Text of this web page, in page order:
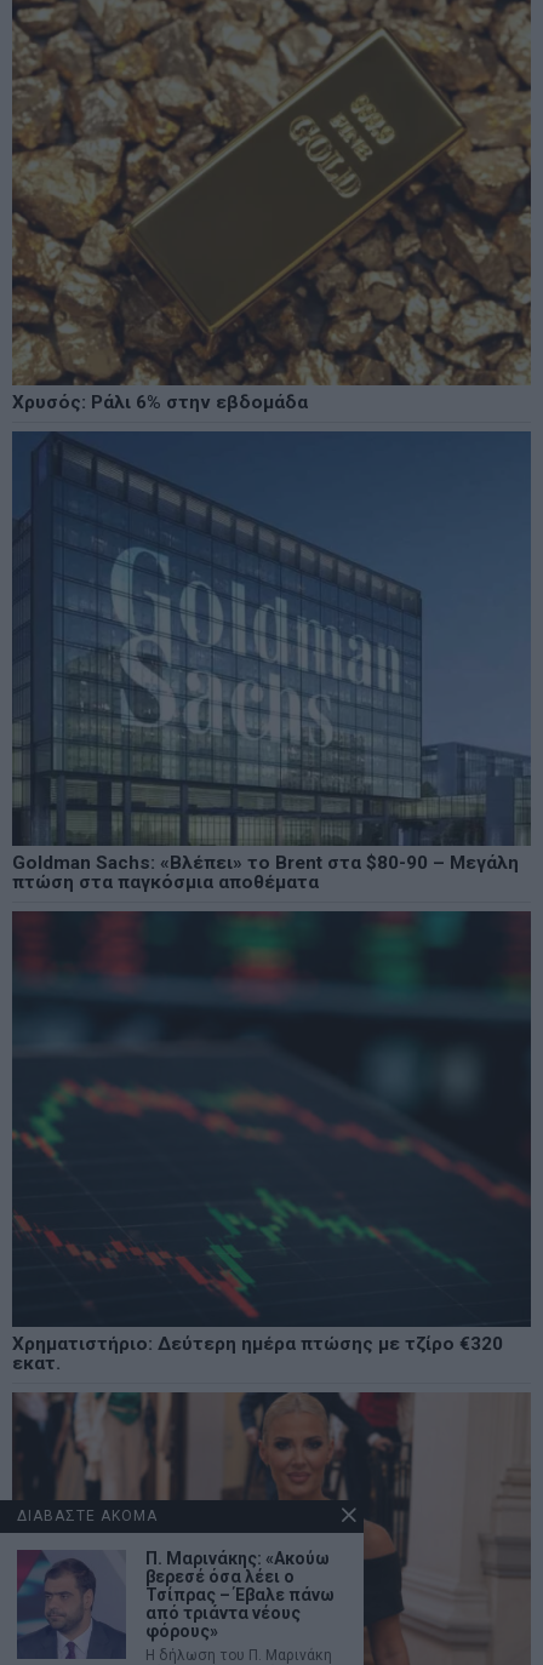
Χρυσός: Ράλι 6% στην εβδομάδα
Goldman Sachs: «Βλέπει» το Brent στα $80-90 – Μεγάλη
πτώση στα παγκόσμια αποθέματα
Χρηματιστήριο: Δεύτερη ημέρα πτώσης με τζίρο €320
εκατ.
ΔΙΑΒΑΣΤΕ ΑΚΟΜΑ
Π. Μαρινάκης: «Ακούω
βερεσέ όσα λέει ο
Τσίπρας – Έβαλε πάνω
από τριάντα νέους
φόρους»
Η δήλωση του Π. Μαρινάκη